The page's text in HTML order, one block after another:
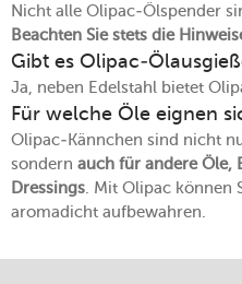
Nicht alle Olipac-Ölspender
Beachten Sie stets die
Gibt es Olipac-
Ja, neben Edelstahl bietet
Für welche Öle eignen
Olipac-Kännchen sind nicht
sondern auch für andere Öle,
Dressings. Mit Olipac können
aromadicht aufbewahren.